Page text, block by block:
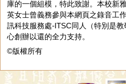
庫的一個組模，特此致謝。本校新
英女士曾義務參與本網頁之錄音工
訊科技服務處-ITSC同人（特別是
心創辦以還的全力支持。
©版權所有